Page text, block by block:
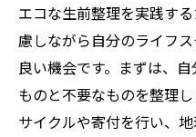
エコな生前整理を実践す
慮しながら自分のライフ
良い機会です。まずは、
ものと不要なものを整理
サイクルや寄付を行い、